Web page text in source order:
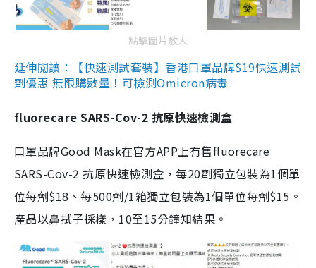
點擊圖片放大
延伸閱讀：【快速測試套裝】香港口罩品牌$19快速測試
劑優惠 無限購數量！可檢測Omicron病毒
fluorecare SARS-Cov-2 抗原快速檢測盒
口罩品牌Good Mask在官方APP上有售fluorecare
SARS-Cov-2 抗原快速檢測盒，每20劑獨立包裝為1個單
位每劑$18、每500劑/1箱獨立包裝為1個單位每劑$15。
產品以鼻拭子採樣，10至15分鐘知結果。